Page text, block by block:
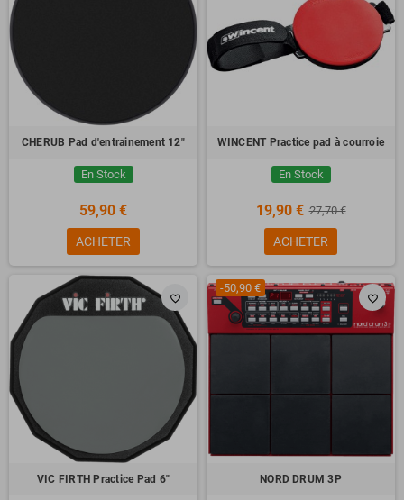
CHERUB Pad d'entrainement 12"
En Stock
59,90 €
ACHETER
WINCENT Practice pad à courroie
En Stock
19,90 € 27,70 €
ACHETER
favorite_border
VIC FIRTH Practice Pad 6"
favorite_border
-50,90 €
NORD DRUM 3P